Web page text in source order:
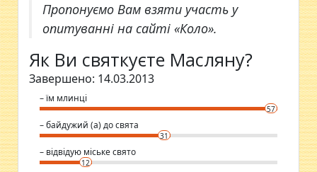
Пропонуємо Вам взяти участь у
опитуванні на сайті «Коло».
Як Ви святкуєте Масляну?
Завершено: 14.03.2013
– їм млинці
57
– байдужий (а) до свята
31
– відвідую міське свято
12